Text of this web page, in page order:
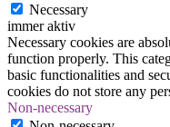
Necessary
immer aktiv
Necessary cookies are
function properly. This
basic functionalities and
cookies do not store any
Non-necessary